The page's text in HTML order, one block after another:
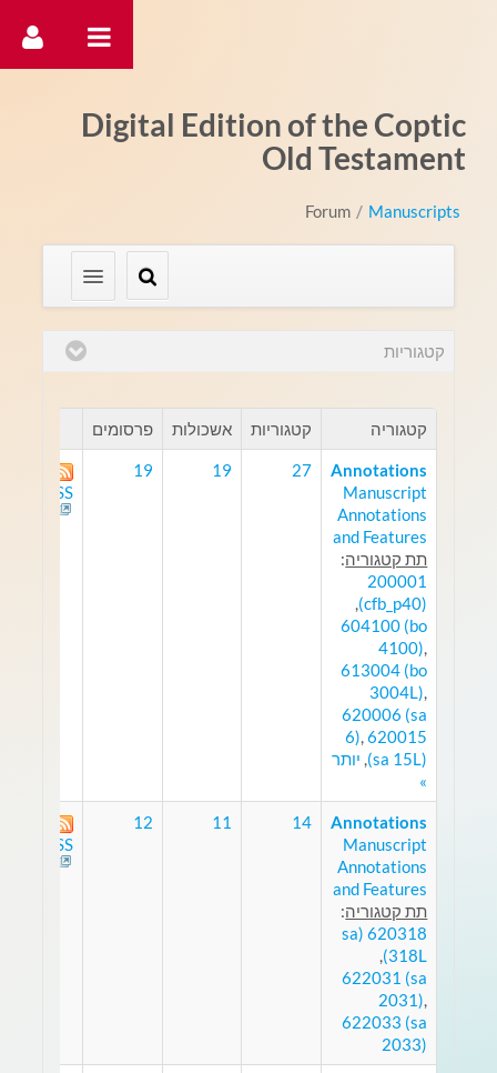
Digital Edition of the Coptic
Old Testament
Manuscripts
/
Forum
קטגוריות
קטגוריה קטגוריות אשכולות פרסומים
Annotations
Manuscript
Annotations
and Features
תת קטגוריה:
200001
(cfb_p40)
,
604100 (bo
4100),
613004 (bo
3004L),
620006 (sa
6),620015
(sa 15L)
, יותר
»
27
19
19
RSS
Annotations
Manuscript
Annotations
and Features
תת קטגוריה:
620318 (sa
318L)
,
622031 (sa
2031),
622033 (sa
2033)
14
11
12
RSS